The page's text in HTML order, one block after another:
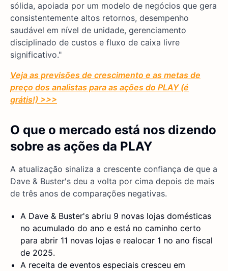
sólida, apoiada por um modelo de negócios que gera
consistentemente altos retornos, desempenho
saudável em nível de unidade, gerenciamento
disciplinado de custos e fluxo de caixa livre
significativo."
Veja as previsões de crescimento e as metas de
preço dos analistas para as ações do PLAY (é
grátis!) >>>
O que o mercado está nos dizendo
sobre as ações da PLAY
A atualização sinaliza a crescente confiança de que a
Dave & Buster's deu a volta por cima depois de mais
de três anos de comparações negativas.
A Dave & Buster's abriu 9 novas lojas domésticas
no acumulado do ano e está no caminho certo
para abrir 11 novas lojas e realocar 1 no ano fiscal
de 2025.
A receita de eventos especiais cresceu em